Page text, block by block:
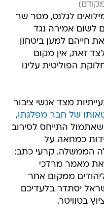
לגלנט, מסר שר
לשום אמירה נגד
חייהם למען ביטחון
זאת, אין מקום
הפוליטית עלינו
מצד אנשי ציבור
של חבר מפלגתו,
התייחס לסירוב
כמחאה על
הממשלה. קרעי כתב:
את מאמר מרדכי
ממקום אחר
יסתדר בלעדיכם
בטוויטר.